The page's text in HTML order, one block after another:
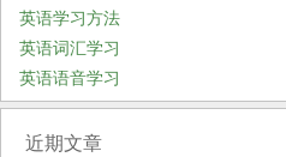
英语学习方法
英语词汇学习
英语语音学习
近期文章